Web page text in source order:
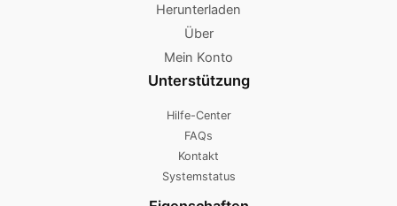
Herunterladen
Über
Mein Konto
Unterstützung
Hilfe-Center
FAQs
Kontakt
Systemstatus